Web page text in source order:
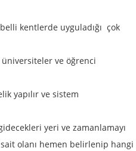
kentlerde uyguladığı çok
ve öğrenci
yapılır ve sistem
yeri ve zamanlamayı
olanı hemen belirlenip hangi